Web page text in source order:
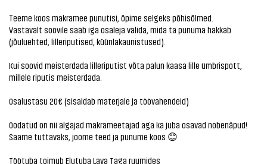
Teeme koos makramee punutisi, õpime selgeks põhisõlmed.
Vastavalt soovile saab iga osaleja valida, mida ta punuma hakkab
(jõuluehted, lilleriputised, küünlakaunistused).
Kui soovid meisterdada lilleriputist võta palun kaasa lille ümbrispott,
millele riputis meisterdada.
Osalustasu 20€ (sisaldab materjale ja töövahendeid)
Oodatud on nii algajad makrameetajad aga ka juba osavad nobenäpud!
Saame tuttavaks, joome teed ja punume koos 😊
Töötuba toimub Elutuba Lava Taga ruumides